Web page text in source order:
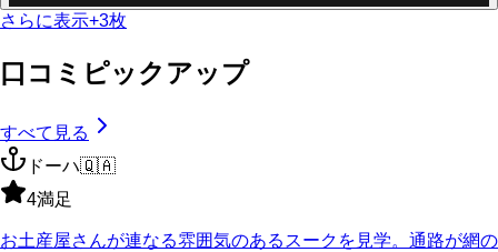
さらに表示+3枚
口コミピックアップ
すべて見る
ドーハ🇶🇦
4満足
お土産屋さんが連なる雰囲気のあるスークを見学。通路が網の